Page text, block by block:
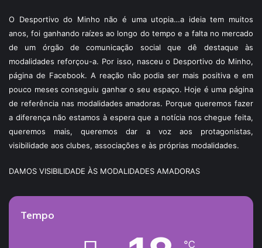
O Desportivo do Minho não é uma utopia…a ideia tem muitos
anos, foi ganhando raízes ao longo do tempo e a falta no mercado
de um órgão de comunicação social que dê destaque às
modalidades reforçou-a. Por isso, nasceu o Desportivo do Minho,
página de Facebook. A reação não podia ser mais positiva e em
pouco meses conseguiu ganhar o seu espaço. Hoje é uma página
de referência nas modalidades amadoras. Porque queremos fazer
a diferença não estamos à espera que a notícia nos chegue feita,
queremos mais, queremos dar a voz aos protagonistas,
visibilidade aos clubes, associações e às próprias modalidades.
DAMOS VISIBILIDADE ÀS MODALIDADES AMADORAS
Tempo
℃